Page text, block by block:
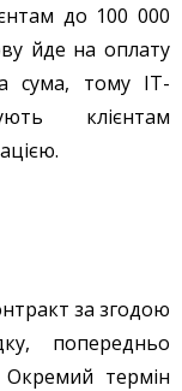
до 100 000
йде на оплату
сума, тому IT-
клієнтам
за згодою
попередньо
термін